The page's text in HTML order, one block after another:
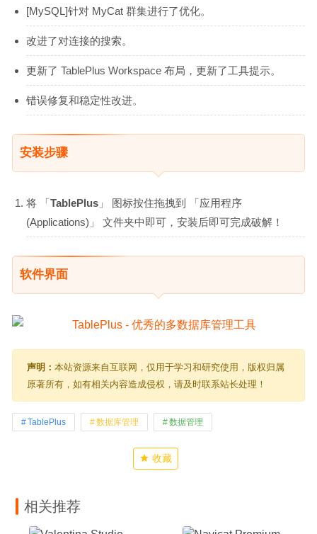
[MySQL]针对 MyCat 群集进行了优化。
改进了对连接的搜索。
更新了 TablePlus Workspace 布局，更新了工具提示。
错误修复和稳定性改进。
安装步骤
将 「TablePlus 」 图标按住拖拽到 「应用程序
(Applications)」 文件夹中即可，安装后即可完成破解！
软件界面
声明： 本站资源来自互联网，仅用于学习和研究使用，版权归属
原著所有，如有相关内容造成侵权，请及时联系站长处理！
TablePlus 数据库管理 数据管理
收藏
相关推荐